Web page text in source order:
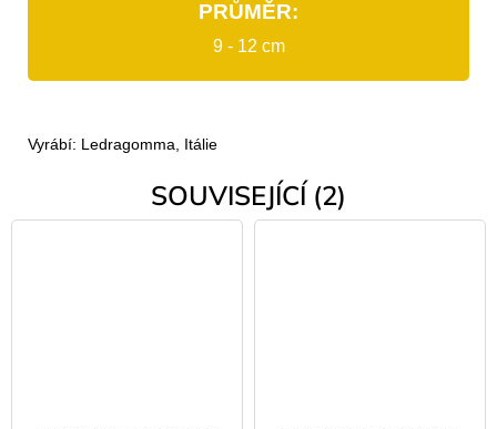
PRŮMĚR:
9 - 12 cm
Vyrábí: Ledragomma, Itálie
SOUVISEJÍCÍ (2)